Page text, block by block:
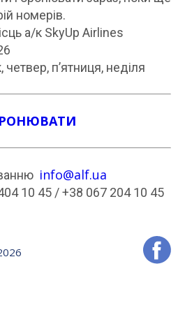
номерів.
а/к SkyUp Airlines
четвер, п’ятниця, неділя
info@alf.ua
10 45 / +38 067 204 10 45